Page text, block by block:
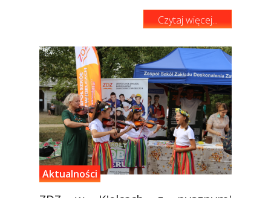
Czytaj więcej...
Aktualności